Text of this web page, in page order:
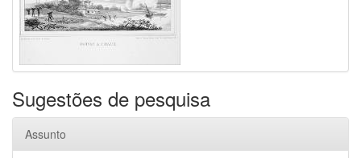
Sugestões de pesquisa
Assunto